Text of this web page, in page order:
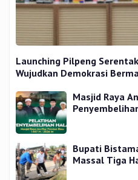
Launching Pilpeng
Wujudkan Demokrasi
Masjid Raya
Bupati
Massal Tiga